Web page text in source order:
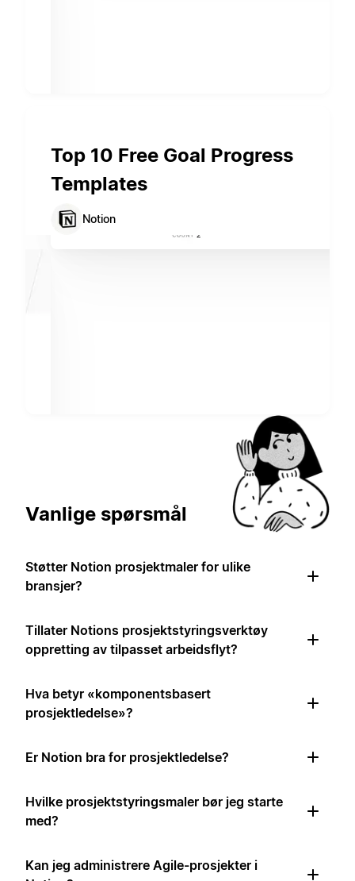
Top 10 Free Goal Progress
Templates
Notion
Vanlige spørsmål
Støtter Notion prosjektmaler for ulike
bransjer?
Tillater Notions prosjektstyringsverktøy
oppretting av tilpasset arbeidsflyt?
Hva betyr «komponentsbasert
prosjektledelse»?
Er Notion bra for prosjektledelse?
Hvilke prosjektstyringsmaler bør jeg starte
med?
Kan jeg administrere Agile-prosjekter i